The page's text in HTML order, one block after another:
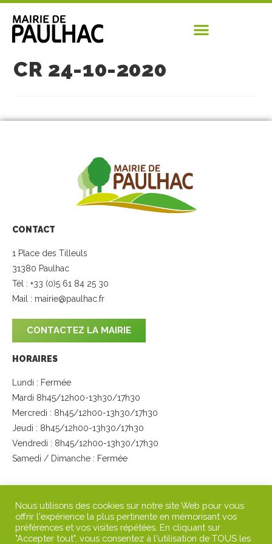
CR 24-10-2020
CONTACT
1 Place des Tilleuls
31380 Paulhac
Tél : +33 (0)5 61 84 25 30
Mail : mairie@paulhac.fr
CONTACTEZ LA MAIRIE
HORAIRES
Lundi : Fermée
Mardi 8h45/12h00-13h30/17h30
Mercredi : 8h45/12h00-13h30/17h30
Jeudi : 8h45/12h00-13h30/17h30
Vendredi : 8h45/12h00-13h30/17h30
Samedi / Dimanche : Fermée
Nous utilisons des cookies sur notre site Web pour vous
offrir l'expérience la plus pertinente en mémorisant vos
préférences et vos visites répétées. En cliquant sur
"Accepter tout", vous consentez à l'utilisation de TOUS les